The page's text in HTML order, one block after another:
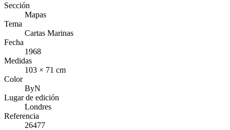
Sección
Mapas
Tema
Cartas Marinas
Fecha
1968
Medidas
103 × 71 cm
Color
ByN
Lugar de edición
Londres
Referencia
26477